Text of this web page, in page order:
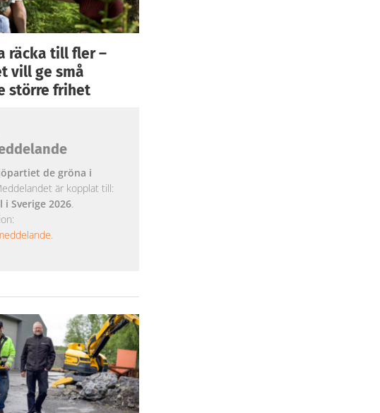
räcka till fler –
vill ge små
större frihet
de gröna i
är kopplat till:
i Sverige 2026.
.